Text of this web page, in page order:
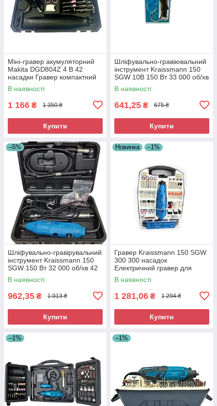
Міні-гравер акумуляторний
Makita DGD804Z 4 В 42
насадки Гравер компактний
на акумуляторі
В наявності
1 166 ₴ 1 350 ₴
Купити
Шліфувально-гравіювальний
інструмент Kraissmann 150
SGW 10B 150 Вт 33 000 об/хв
Гравірувальна компактна
машинка
В наявності
641,25 ₴ 675 ₴
Купити
–5%
Шліфувально-гравірувальний
інструмент Kraissmann 150
SGW 150 Вт 32 000 об/хв 42
насадки
Багатофункціональний
В наявності
962,35 ₴ 1 013 ₴
Купити
Новинка –1%
Гравер Kraissmann 150 SGW
300 300 насадок
Електричний гравер для
шліфування Побутовий
гравер
В наявності
1 281,06 ₴ 1 294 ₴
Купити
–1% –1%